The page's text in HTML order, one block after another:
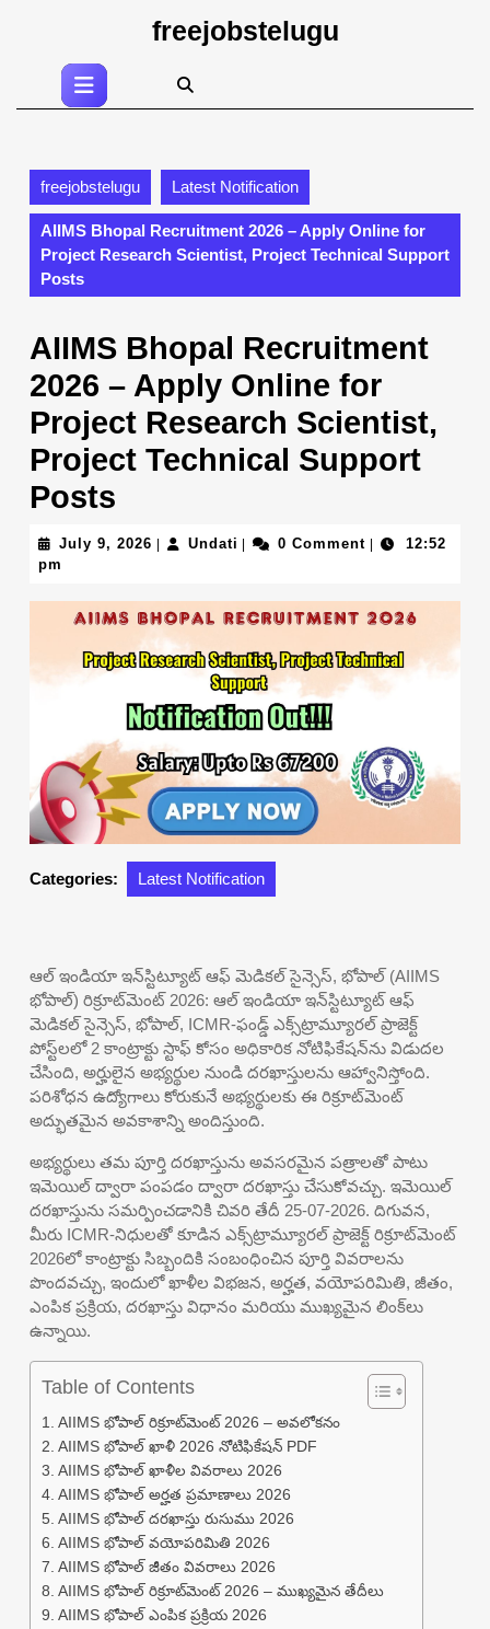
to
freejobstelugu
Open
Button
freejobstelugu Latest Notification
AIIMS Bhopal Recruitment 2026 – Apply Online for
Project Research Scientist, Project Technical Support
Posts
AIIMS Bhopal Recruitment
2026 – Apply Online for
Project Research Scientist,
Project Technical Support
Posts
July 9, 2026 July Undati Undati0 Comment
12:52
pm
Categories: Latest Notification
ఆల్ ఇండియా ఇన్‌స్టిట్యూట్ ఆఫ్ మెడికల్ సైన్సెస్, భోపాల్ (AIIMS
భోపాల్) రిక్రూట్‌మెంట్ 2026: ఆల్ ఇండియా ఇన్‌స్టిట్యూట్ ఆఫ్
మెడికల్ సైన్సెస్, భోపాల్, ICMR-ఫండ్డ్ ఎక్స్‌ట్రామ్యూరల్ ప్రాజెక్ట్
పోస్ట్‌లలో 2 కాంట్రాక్టు స్టాఫ్ కోసం అధికారిక నోటిఫికేషన్‌ను విడుదల
చేసింది, అర్హులైన అభ్యర్థుల నుండి దరఖాస్తులను ఆహ్వానిస్తోంది.
పరిశోధన ఉద్యోగాలు కోరుకునే అభ్యర్థులకు ఈ రిక్రూట్‌మెంట్
అద్భుతమైన అవకాశాన్ని అందిస్తుంది.
అభ్యర్థులు తమ పూర్తి దరఖాస్తును అవసరమైన పత్రాలతో పాటు
ఇమెయిల్ ద్వారా పంపడం ద్వారా దరఖాస్తు చేసుకోవచ్చు. ఇమెయిల్
దరఖాస్తును సమర్పించడానికి చివరి తేదీ 25-07-2026. దిగువన,
మీరు ICMR-నిధులతో కూడిన ఎక్స్‌ట్రామ్యూరల్ ప్రాజెక్ట్ రిక్రూట్‌మెంట్
2026లో కాంట్రాక్టు సిబ్బందికి సంబంధించిన పూర్తి వివరాలను
పొందవచ్చు, ఇందులో ఖాళీల విభజన, అర్హత, వయోపరిమితి, జీతం,
ఎంపిక ప్రక్రియ, దరఖాస్తు విధానం మరియు ముఖ్యమైన లింక్‌లు
ఉన్నాయి.
Table of Contents
AIIMS భోపాల్ రిక్రూట్‌మెంట్ 2026 – అవలోకనం
AIIMS భోపాల్ ఖాళీ 2026 నోటిఫికేషన్ PDF
AIIMS భోపాల్ ఖాళీల వివరాలు 2026
AIIMS భోపాల్ అర్హత ప్రమాణాలు 2026
AIIMS భోపాల్ దరఖాస్తు రుసుము 2026
AIIMS భోపాల్ వయోపరిమితి 2026
AIIMS భోపాల్ జీతం వివరాలు 2026
AIIMS భోపాల్ రిక్రూట్‌మెంట్ 2026 – ముఖ్యమైన తేదీలు
AIIMS భోపాల్ ఎంపిక ప్రక్రియ 2026